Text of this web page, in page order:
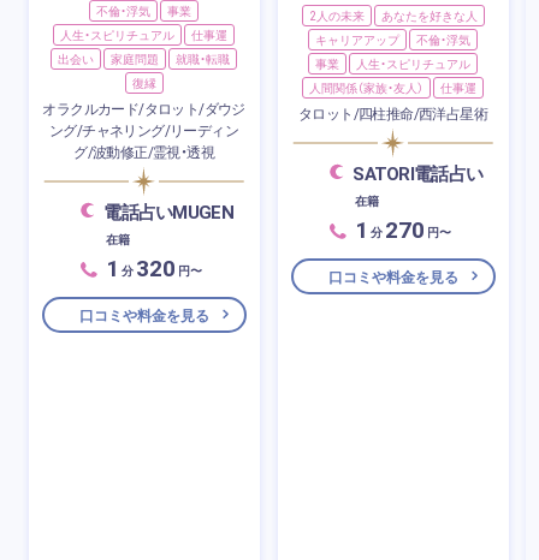
不倫・浮気
事業
人生・スピリチュアル
仕事運
出会い
家庭問題
就職・転職
復縁
オラクルカード/タロット/ダウジ
ング/チャネリング/リーディン
グ/波動修正/霊視・透視
電話占いMUGEN
在籍
1 分 320 円〜
口コミや料金を見る
2人の未来
あなたを好きな人
キャリアアップ
不倫・浮気
事業
人生・スピリチュアル
人間関係（家族・友人）
仕事運
タロット/四柱推命/西洋占星術
SATORI電話占い
在籍
1 分 270 円〜
口コミや料金を見る